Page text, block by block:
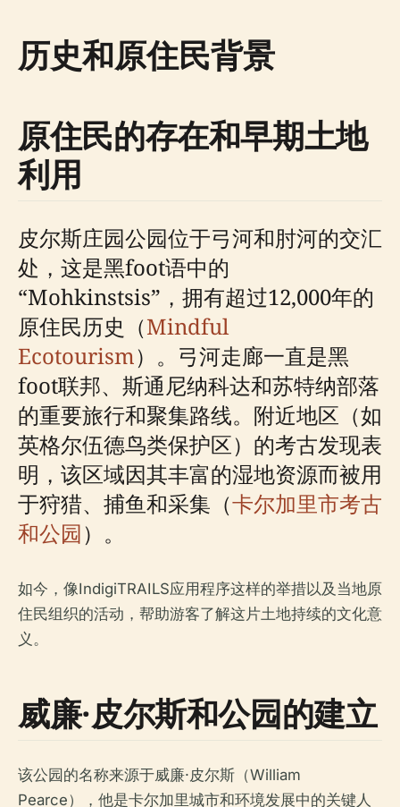
历史和原住民背景
原住民的存在和早期土地
利用
皮尔斯庄园公园位于弓河和肘河的交汇
处，这是黑foot语中的
“Mohkinstsis”，拥有超过12,000年的
原住民历史（Mindful
Ecotourism）。弓河走廊一直是黑
foot联邦、斯通尼纳科达和苏特纳部落
的重要旅行和聚集路线。附近地区（如
英格尔伍德鸟类保护区）的考古发现表
明，该区域因其丰富的湿地资源而被用
于狩猎、捕鱼和采集（卡尔加里市考古
和公园）。
如今，像IndigiTRAILS应用程序这样的举措以及当地原
住民组织的活动，帮助游客了解这片土地持续的文化意
义。
威廉·皮尔斯和公园的建立
该公园的名称来源于威廉·皮尔斯（William
Pearce），他是卡尔加里城市和环境发展中的关键人